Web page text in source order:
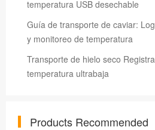
temperatura USB desechable
Guía de transporte de caviar:
y monitoreo de temperatura
Transporte de hielo seco
temperatura ultrabaja
Products Recommended